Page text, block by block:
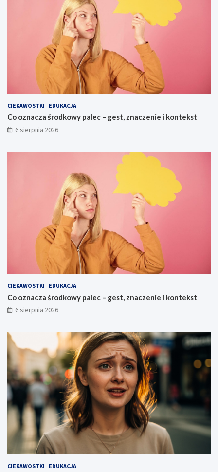
CIEKAWOSTKI EDUKACJA
Co oznacza środkowy palec – gest, znaczenie i kontekst
6 sierpnia 2026
CIEKAWOSTKI EDUKACJA
Co oznacza środkowy palec – gest, znaczenie i kontekst
6 sierpnia 2026
CIEKAWOSTKI EDUKACJA